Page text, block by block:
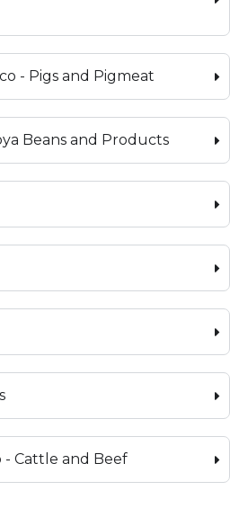
- Pigs and Pigmeat
Beans and Products
- Cattle and Beef